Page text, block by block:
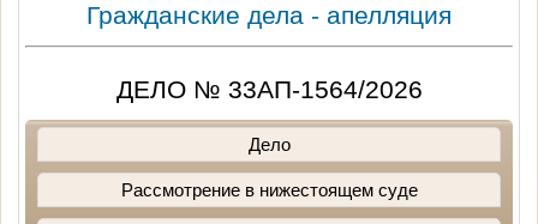
Гражданские дела - апелляция
ДЕЛО № 33АП-1564/2026
Дело
Рассмотрение в нижестоящем суде